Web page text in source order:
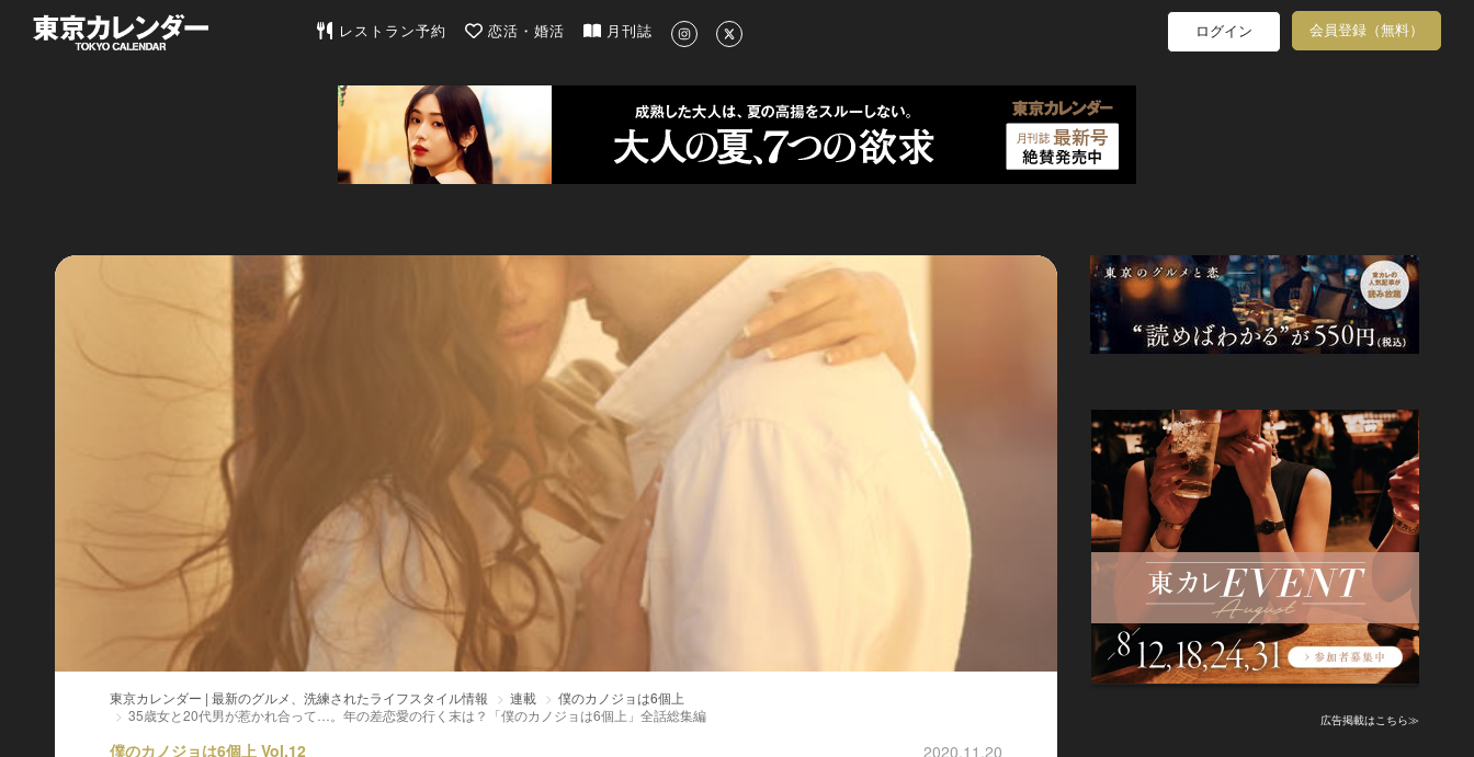
東京カレンダー | 最新のグルメ、洗練されたライフスタイル情報
レストラン予約 恋活・婚活 月刊誌 ログイン 会員登録（無料）
東京カレンダー | 最新のグルメ、洗練されたライフスタイル情報 連載
僕のカノジョは6個上
35歳女と20代男が惹かれ合って…。年の差恋愛の行く末は？「僕のカノジョは6個上」全話総集編
僕のカノジョは6個上 Vol.12 2020.11.20
広告掲載はこちら≫